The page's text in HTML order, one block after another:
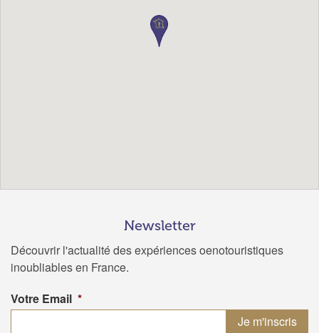
Newsletter
Découvrir l'actualité des expériences oenotouristiques
inoubliables en France.
Votre Email *